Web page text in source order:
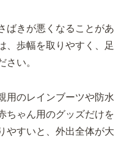
ばきが悪くなることがあ
、歩幅を取りやすく、足
さい。
用のレインブーツや防水
ちゃん用のグッズだけを
やすいと、外出全体が大